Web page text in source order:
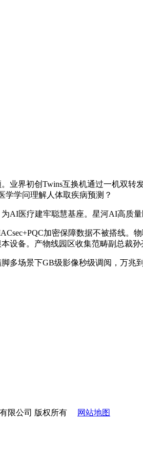
界初创Twins互换机通过一机双转
学学问理解人体取疾病预测？
医疗建牢聪慧基座。星河AI高质量
加密保障数据不被搭线。
设备。产物线园区收集范畴副总裁孙
场景下GB级影像秒级调阅，万兆
限公司 版权所有 网站地图